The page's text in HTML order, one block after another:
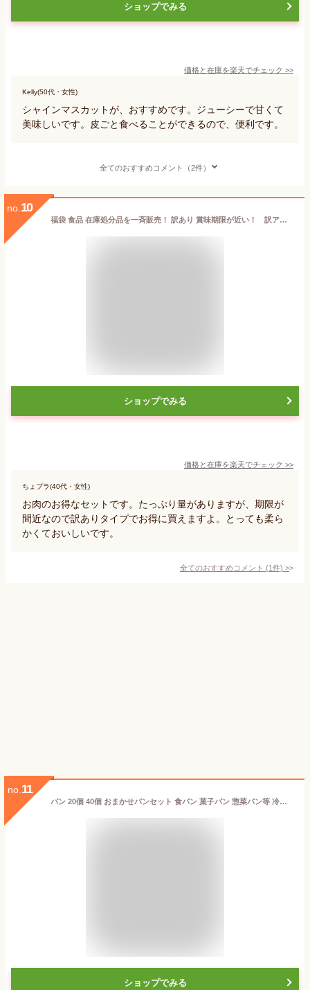
ショップでみる
価格と在庫を楽天でチェック >>
Kelly(50代・女性)
シャインマスカットが、おすすめです。ジューシーで甘くて
美味しいです。皮ごと食べることができるので、便利です。
全てのおすすめコメント（2件）
no. 10
福袋 食品 在庫処分品を一斉販売！ 訳あり 賞味期限が近い！ 訳アリ 福BOX 目玉品 とん漬け 焼肉用 すき焼用 ステーキ用 販売 送料無料 セール 肉 フードロス 福袋
ショップでみる
価格と在庫を楽天でチェック >>
ちょプラ(40代・女性)
お肉のお得なセットです。たっぷり量がありますが、期限が
間近なので訳ありタイプでお得に買えますよ。とっても柔ら
かくておいしいです。
全てのおすすめコメント (1件) >
no. 11
パン 20個 40個 おまかせパンセット 食パン 菓子パン 惣菜パン等 冷凍パン 詰め合わせ 福袋 フードロス ぱん 送料無料 冷凍食品 ロスパン ギフト パン活 SDGs プレゼント
ショップでみる